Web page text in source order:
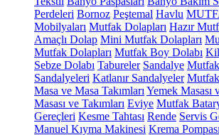
Perdeleri Bornoz Peştemal Havlu
Mobilyaları Mutfak Dolapları Hazır
Amaçlı Dolap Mini Mutfak Dolapları
Mutfak Dolapları Mutfak Boy Dolabı
Sebze Dolabı Tabureler Sandalye
Sandalyeleri Katlanır Sandalyeler Mutfak
Masa ve Masa Takımları Yemek Masası
Masası ve Takımları Eviye Mutfak
Gereçleri Kesme Tahtası Rende Servis
Manuel Kıyma Makinesi Krema Pompası